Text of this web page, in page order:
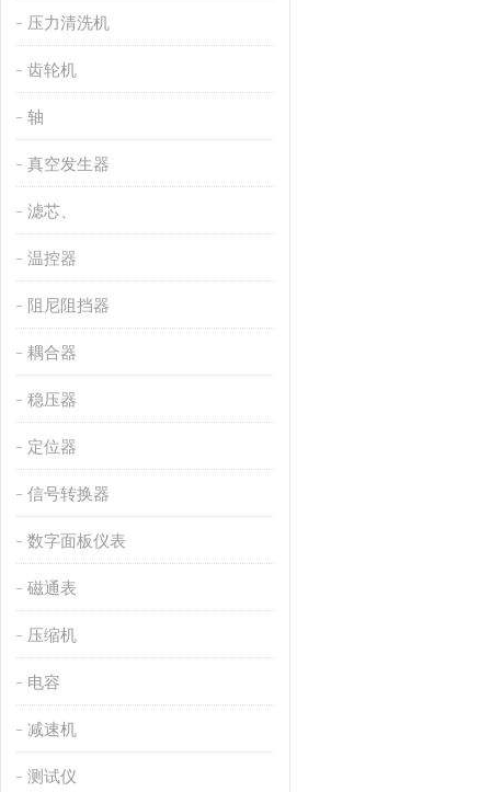
压力清洗机
齿轮机
轴
真空发生器
滤芯、
温控器
阻尼阻挡器
耦合器
稳压器
定位器
信号转换器
数字面板仪表
磁通表
压缩机
电容
减速机
测试仪